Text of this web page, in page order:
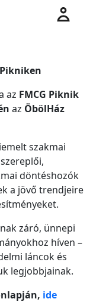
az FMCG Piknik
az ÖbölHáz
szakmai
döntéshozók
a jövő trendjeire
záró, ünnepi
híven –
láncok és
legjobbjainak.
ide